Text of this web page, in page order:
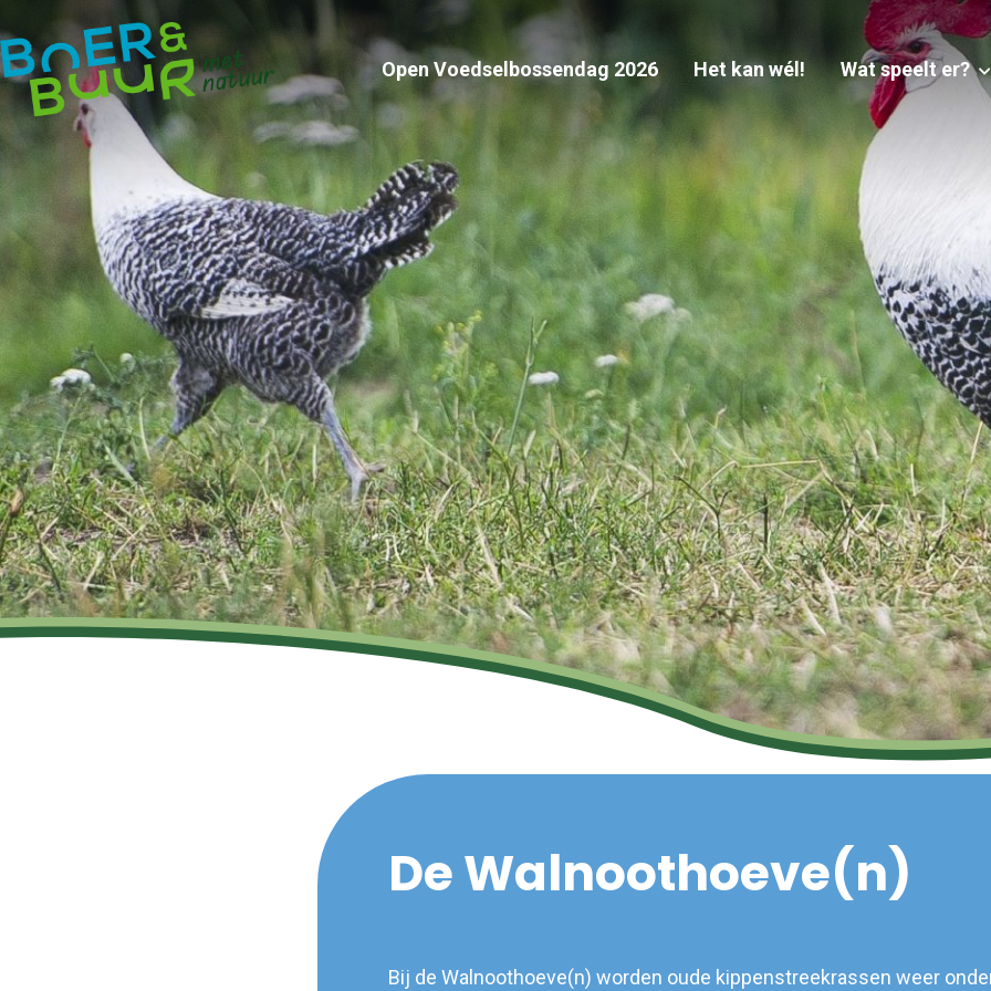
Open Voedselbossendag 2026 Het kan wél! Wat speelt er?
De Walnoothoeve(n)
Bij de Walnoothoeve(n) worden oude kippenstreekrassen weer